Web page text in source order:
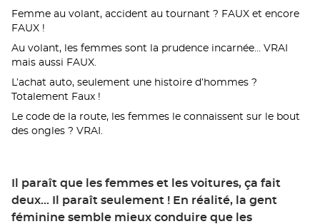
Femme au volant, accident au tournant ? FAUX et encore
FAUX !
Au volant, les femmes sont la prudence incarnée… VRAI
mais aussi FAUX.
L’achat auto, seulement une histoire d’hommes ?
Totalement Faux !
Le code de la route, les femmes le connaissent sur le bout
des ongles ? VRAI.
Il paraît que les femmes et les voitures, ça fait
deux… Il paraît seulement ! En réalité, la gent
féminine semble mieux conduire que les